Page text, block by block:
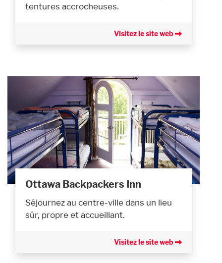
tentures accrocheuses.
Visitez le site web
Ottawa Backpackers Inn
Séjournez au centre-ville dans un lieu
sûr, propre et accueillant.
Visitez le site web